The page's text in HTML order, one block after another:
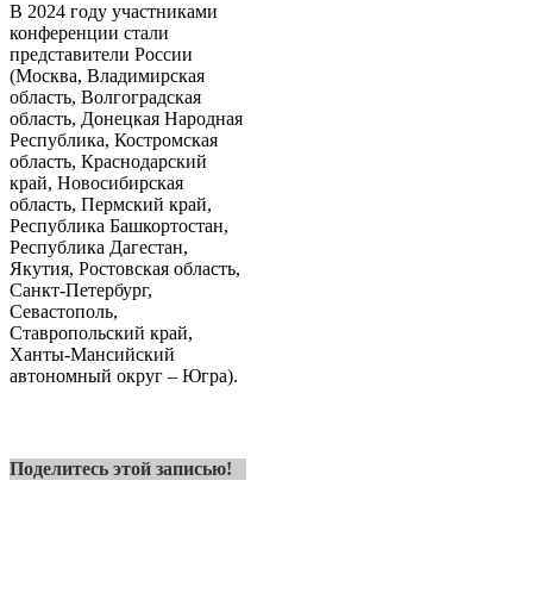
В 2024 году участниками
конференции стали
представители России
(Москва, Владимирская
область, Волгоградская
область, Донецкая Народная
Республика, Костромская
область, Краснодарский
край, Новосибирская
область, Пермский край,
Республика Башкортостан,
Республика Дагестан,
Якутия, Ростовская область,
Санкт-Петербург,
Севастополь,
Ставропольский край,
Ханты-Мансийский
автономный округ – Югра).
Поделитесь этой записью!